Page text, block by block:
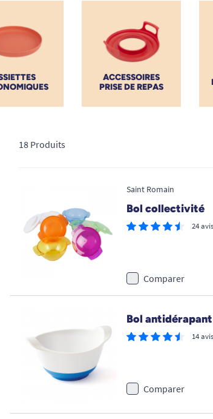
ACCESSOIRES
PRISE DE REPAS
18 Produits
Saint Romain
Bol collectivité
24 avis
Comparer
Bol
14 avis
Comparer